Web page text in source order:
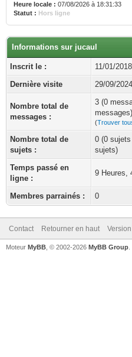
Heure locale : 07/08/2026 à 18:31:33
Statut : Hors ligne
Informations sur jucaul
Inscrit le :
11/01/2018
Dernière visite
29/09/
Nombre total de
messages :
3 (0
messages)
(Trouver
Nombre total de
sujets :
0 (0
sujets)
Temps passé en
ligne :
9 Heures,
Membres parrainés : 0
Contact Retourner en haut
Moteur MyBB , © 2002-2026 MyBB Group